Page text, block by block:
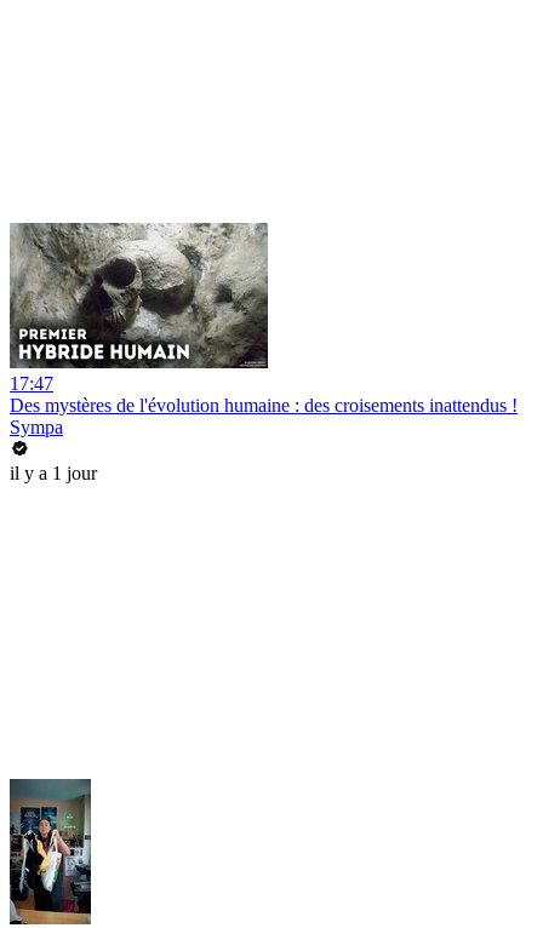
17:47
Des mystères de l'évolution humaine : des croisements inattendus !
Sympa
il y a 1 jour